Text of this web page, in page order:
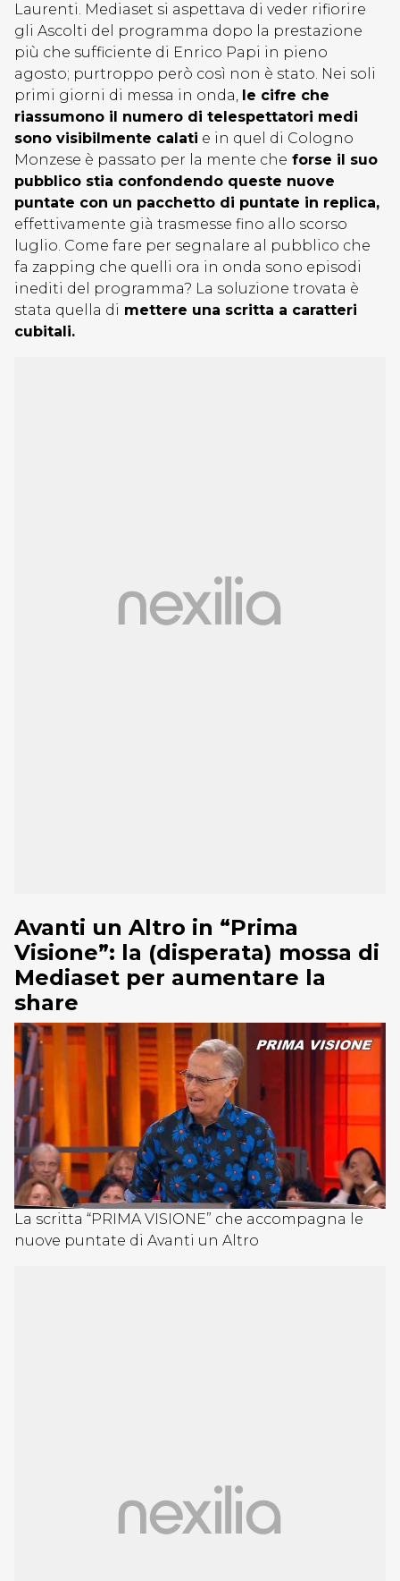
Laurenti. Mediaset si aspettava di veder rifiorire
gli Ascolti del programma dopo la prestazione
più che sufficiente di Enrico Papi in pieno
agosto; purtroppo però così non è stato. Nei soli
primi giorni di messa in onda, le cifre che
riassumono il numero di telespettatori medi
sono visibilmente calati e in quel di Cologno
Monzese è passato per la mente che forse il suo
pubblico stia confondendo queste nuove
puntate con un pacchetto di puntate in replica,
effettivamente già trasmesse fino allo scorso
luglio. Come fare per segnalare al pubblico che
fa zapping che quelli ora in onda sono episodi
inediti del programma? La soluzione trovata è
stata quella di mettere una scritta a caratteri
cubitali.
Avanti un Altro in “Prima
Visione”: la (disperata) mossa di
Mediaset per aumentare la
share
La scritta “PRIMA VISIONE” che accompagna le
nuove puntate di Avanti un Altro